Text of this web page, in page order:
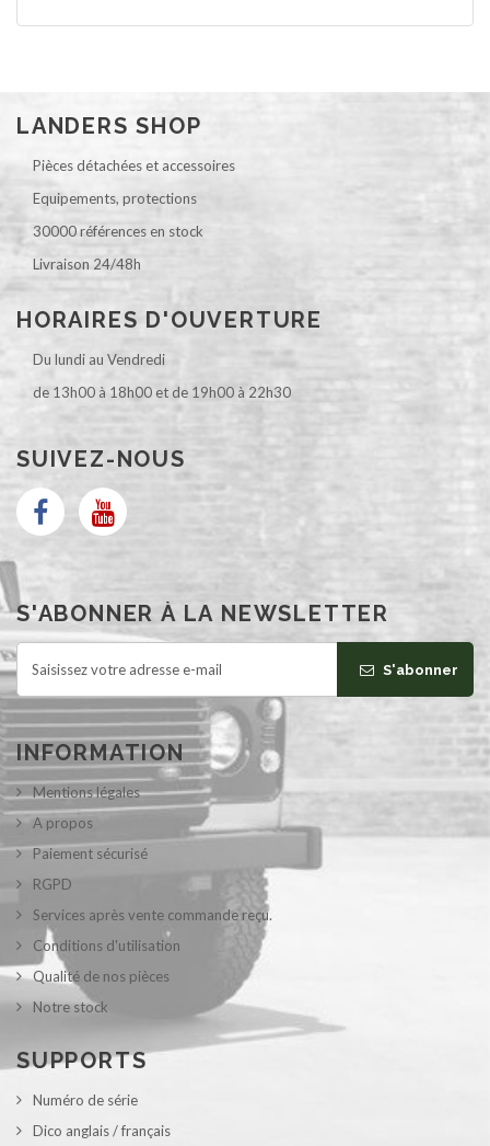
LANDERS SHOP
Pièces détachées et accessoires
Equipements, protections
30000 références en stock
Livraison 24/48h
HORAIRES D'OUVERTURE
Du lundi au Vendredi
de 13h00 à 18h00 et de 19h00 à 22h30
SUIVEZ-NOUS
S'ABONNER À LA NEWSLETTER
S'abonner
INFORMATION
Mentions légales
A propos
Paiement sécurisé
RGPD
Services après vente commande reçu.
Conditions d'utilisation
Qualité de nos pièces
Notre stock
SUPPORTS
Numéro de série
Dico anglais / français